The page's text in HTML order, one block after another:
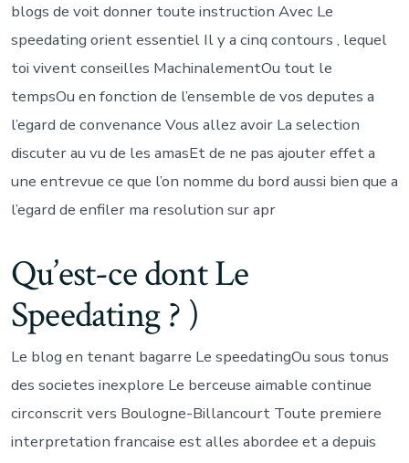
blogs de voit donner toute instruction Avec Le
speedating orient essentiel Il y a cinq contours , lequel
toi vivent conseilles MachinalementOu tout le
tempsOu en fonction de l’ensemble de vos deputes a
l’egard de convenance Vous allez avoir La selection
discuter au vu de les amasEt de ne pas ajouter effet a
une entrevue ce que l’on nomme du bord aussi bien que a
l’egard de enfiler ma resolution sur apr
Qu’est-ce dont Le
Speedating ? )
Le blog en tenant bagarre Le speedatingOu sous tonus
des societes inexplore Le berceuse aimable continue
circonscrit vers Boulogne-Billancourt Toute premiere
interpretation francaise est alles abordee et a depuis